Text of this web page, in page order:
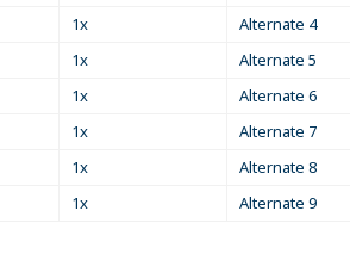
1x
Alternate 4
1x
Alternate 5
1x
Alternate 6
1x
Alternate 7
1x
Alternate 8
1x Alternate 9